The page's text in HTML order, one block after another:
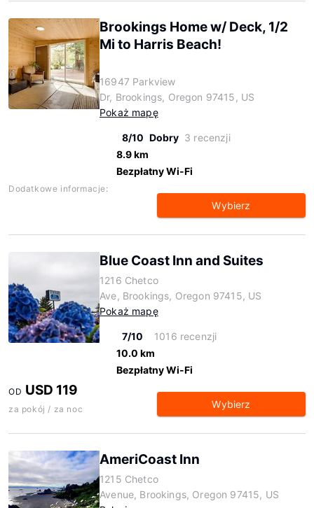
Brookings Home w/ Deck, 1/2
Mi to Harris Beach!
16947 Parkview
Dr, Brookings, Oregon 97415, US
Pokaż mapę
8/10 Dobry 3 recenzji
8.9 km
Bezpłatny Wi-Fi
Dodatkowe informacje:
Wybierz
Blue Coast Inn and Suites
1216 Chetco
Ave, Brookings, Oregon 97415, US
Pokaż mapę
7/10
1016 recenzji
10.0 km
Bezpłatny Wi-Fi
OD USD 119
za pokój / za noc Wybierz
AmeriCoast Inn
1215 Chetco
Avenue, Brookings, Oregon 97415, US